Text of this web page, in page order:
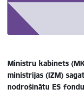
Ministru kabinets
ministrijas (IZM)
nodrošinātu ES